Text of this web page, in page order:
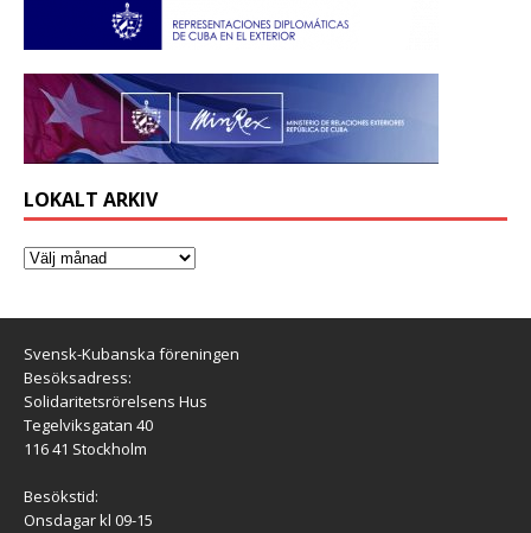
LOKALT ARKIV
Svensk-Kubanska föreningen
Besöksadress:
Solidaritetsrörelsens Hus
Tegelviksgatan 40
116 41 Stockholm
Besökstid:
Onsdagar kl 09-15